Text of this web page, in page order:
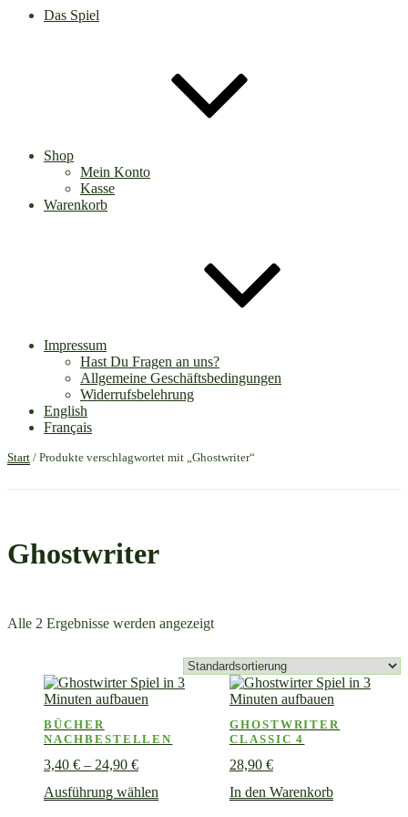
Das Spiel
Shop
Mein Konto
Kasse
Warenkorb
Impressum
Hast Du Fragen an uns?
Allgemeine Geschäftsbedingungen
Widerrufsbelehrung
English
Français
Start / Produkte verschlagwortet mit „Ghostwriter“
Ghostwriter
Alle 2 Ergebnisse werden angezeigt
BÜCHER
NACHBESTELLEN
3,40 € – 24,90 €Preisspanne:
bis
Ausführung wählen
GHOSTWRITER
CLASSIC 4
28,90 €
In den Warenkorb